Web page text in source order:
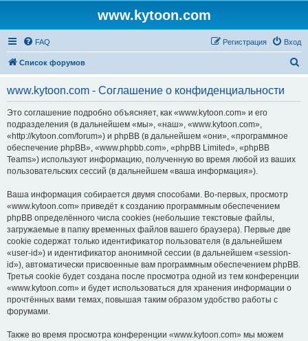
www.kytoon.com
FAQ Вход
Регистрация
Список форумов
www.kytoon.com - Соглашение о конфиденциальности
Это соглашение подробно объясняет, как «www.kytoon.com» и его
подразделения (в дальнейшем «мы», «наш», «www.kytoon.com»,
«http://kytoon.com/forum») и phpBB (в дальнейшем «они», «программное
обеспечение phpBB», «www.phpbb.com», «phpBB Limited», «phpBB
Teams») используют информацию, полученную во время любой из ваших
пользовательских сессий (в дальнейшем «ваша информация»).
Ваша информация собирается двумя способами. Во-первых, просмотр
«www.kytoon.com» приведёт к созданию программным обеспечением
phpBB определённого числа cookies (небольшие текстовые файлы,
загружаемые в папку временных файлов вашего браузера). Первые две
cookie содержат только идентификатор пользователя (в дальнейшем
«user-id») и идентификатор анонимной сессии (в дальнейшем «session-
id»), автоматически присвоенные вам программным обеспечением phpBB.
Третья cookie будет создана после просмотра одной из тем конференции
«www.kytoon.com» и будет использоваться для хранения информации о
прочтённых вами темах, повышая таким образом удобство работы с
форумами.
Также во время просмотра конференции «www.kytoon.com» мы можем